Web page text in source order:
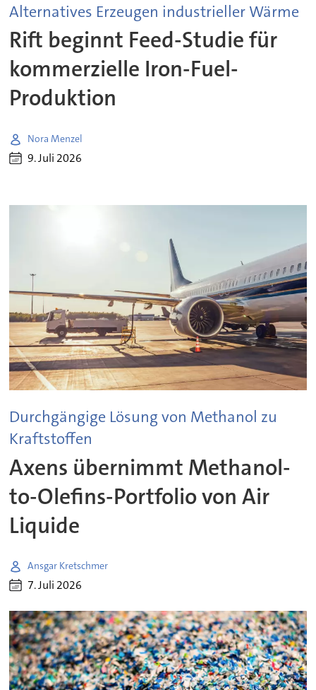
Alternatives Erzeugen industrieller Wärme
Rift beginnt Feed-Studie für
kommerzielle Iron-Fuel-
Produktion
Nora Menzel
9. Juli 2026
Durchgängige Lösung von Methanol zu
Kraftstoffen
Axens übernimmt Methanol-
to-Olefins-Portfolio von Air
Liquide
Ansgar Kretschmer
7. Juli 2026